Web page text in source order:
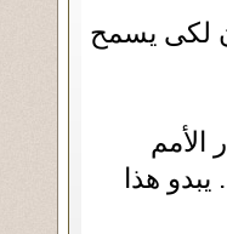
لكى يسمح
هذا